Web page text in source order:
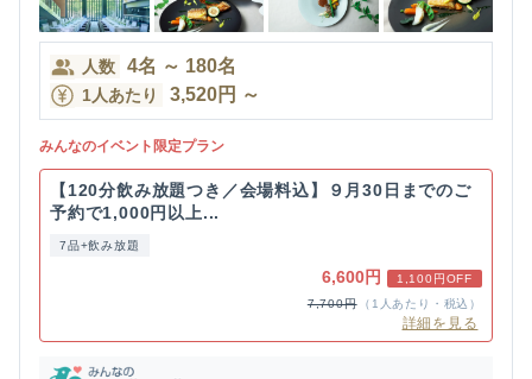
人数 4名 ～ 180名
1人あたり 3,520円 ～
みんなのイベント限定プラン
【120分飲み放題つき／会場料込】９月30日までのご
予約で1,000円以上...
7品+飲み放題
6,600円
1,100円OFF
7,700円
（1人あたり・税込）
詳細を見る